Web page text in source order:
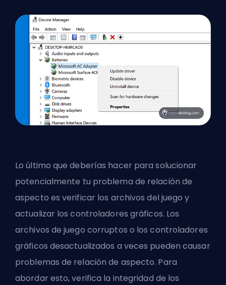
Lo último que deberías hacer para solucionar
potencialmente tu problema de relación de
aspecto es verificar los archivos del juego y
actualizar los controladores gráficos. Los
archivos de juego corruptos o los controladores
gráficos desactualizados a veces pueden causar
problemas de relación de aspecto. Para
abordar esto, verifica la integridad de los